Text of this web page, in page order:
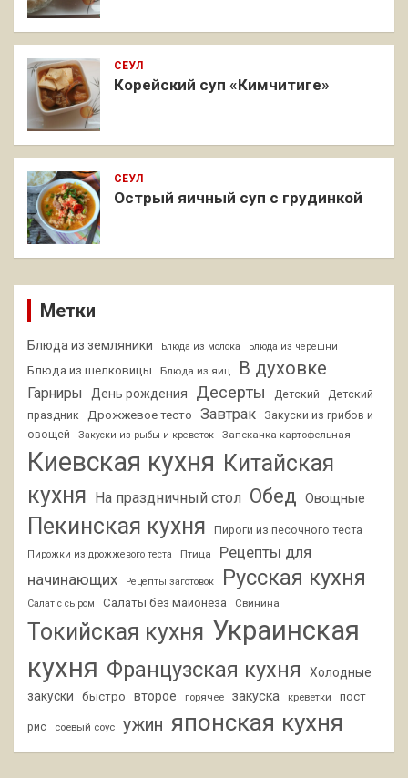
СЕУЛ
Корейский суп «Кимчитиге»
СЕУЛ
Острый яичный суп с грудинкой
Метки
Блюда из земляники Блюда из молока Блюда из черешни
Блюда из шелковицы Блюда из яиц В духовке
Гарниры День рождения Десерты Детский
Детский
праздник
Дрожжевое тесто Завтрак
Закуски из грибов и
овощей
Закуски из рыбы и креветок Запеканка картофельная
Киевская кухня Китайская
кухня
На праздничный стол Обед Овощные
Пекинская кухня Пироги из песочного теста
Пирожки из дрожжевого теста Птица
Рецепты для
начинающих
Рецепты заготовок Русская кухня
Салат с сыром Салаты без майонеза Свинина
Токийская кухня Украинская
кухня Французская кухня
Холодные
закуски
быстро второе горячее закуска креветки пост
рис соевый соус ужин японская кухня